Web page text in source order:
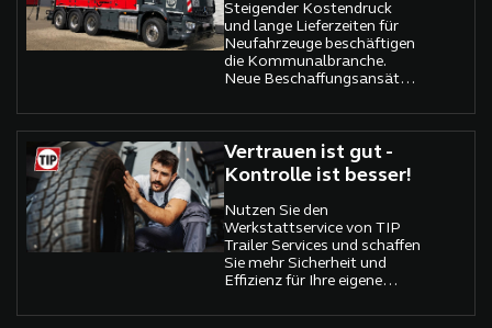
Steigender Kostendruck
und lange Lieferzeiten für
Neufahrzeuge beschäftigen
die Kommunalbranche.
Neue Beschaffungsansätze
ein Muss, um auch in diesem
Sektor wirtschaftlich zu
bleiben.
Vertrauen ist gut -
Kontrolle ist besser!
Nutzen Sie den
Werkstattservice von TIP
Trailer Services und schaffen
Sie mehr Sicherheit und
Effizienz für Ihre eigene